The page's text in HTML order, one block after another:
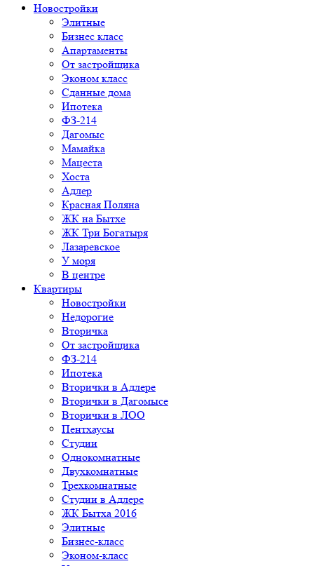
Новостройки
Элитные
Бизнес класс
Апартаменты
От застройщика
Эконом класс
Сданные дома
Ипотека
ФЗ-214
Дагомыс
Мамайка
Мацеста
Хоста
Адлер
Красная Поляна
ЖК на Бытхе
ЖК Три Богатыря
Лазаревское
У моря
В центре
Квартиры
Новостройки
Недорогие
Вторичка
От застройщика
ФЗ-214
Ипотека
Вторички в Адлере
Вторички в Дагомысе
Вторички в ЛОО
Пентхаусы
Студии
Однокомнатные
Двухкомнатные
Трехкомнатные
Студии в Адлере
ЖК Бытха 2016
Элитные
Бизнес-класс
Эконом-класс